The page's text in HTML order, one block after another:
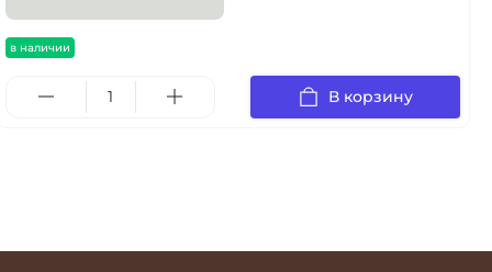
в наличии
В корзину